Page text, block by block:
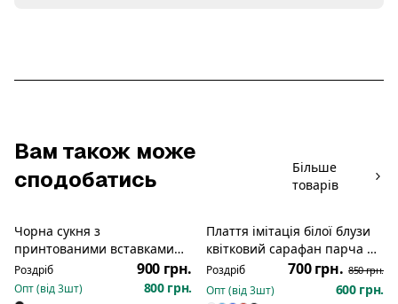
Вам також може
сподобатись
Більше
товарів
Чорна сукня з
принтованими вставками
кармани 1129
Роздріб 900 грн.
Опт (від3шт) 800 грн.
Розпродаж
Плаття імітація білої блузи
квітковий сарафан парча по
низу 1133
Роздріб 700 грн. 850 грн.
Опт (від3шт) 600 грн.